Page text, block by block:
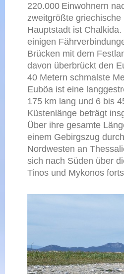
220.000 Einwohnern
zweitgrößte griechische
Hauptstadt ist
einigen
Brücken mit dem
davon überbrückt den
40 Metern schmalste
Euböa ist eine
175 km lang und 6 bis
Küstenlänge beträgt
Über ihre gesamte
einem Gebirgszug
Nordwesten an
sich nach Süden über
Tinos und Mykonos